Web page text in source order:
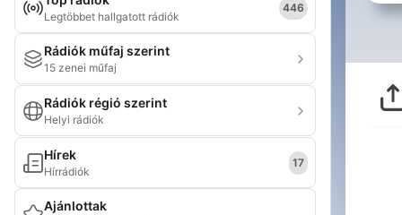
Legtöbbet hallgatott rádiók
446
Rádiók műfaj szerint
15 zenei műfaj
Rádiók régió szerint
Helyi rádiók
Hírek
Hírrádiók
17
Ajánlottak